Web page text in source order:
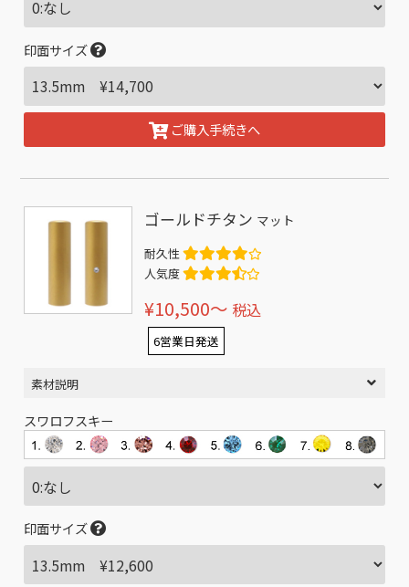
印面サイズ
ご購入手続きへ
ゴールドチタン マット
耐久性
人気度
¥10,500〜 税込
6営業日発送
素材説明
スワロフスキー
印面サイズ